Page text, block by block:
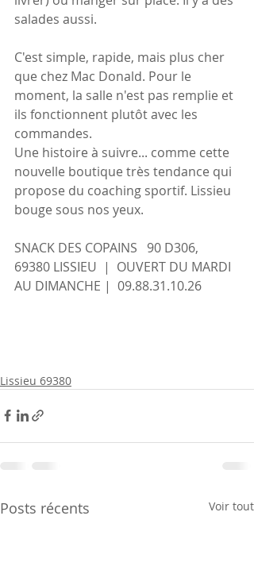
salades aussi.
C'est simple, rapide, mais plus cher
que chez Mac Donald. Pour le
moment, la salle n'est pas remplie et
ils fonctionnent plutôt avec les
commandes.
Une histoire à suivre... comme cette
nouvelle boutique très tendance qui
propose du coaching sportif. Lissieu
bouge sous nos yeux.
SNACK DES COPAINS   90 D306,
69380 LISSIEU  |  OUVERT DU MARDI
AU DIMANCHE |  09.88.31.10.26
Lissieu 69380
Posts récents Voir tout